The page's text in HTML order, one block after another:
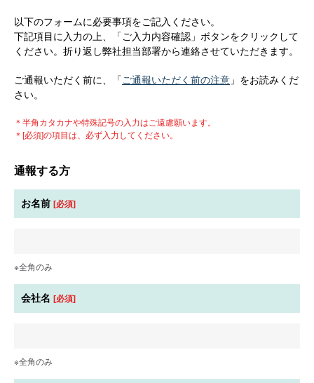
以下のフォームに必要事項をご記入ください。
下記項目に入力の上、「ご入力内容確認」ボタンをクリックして
ください。折り返し弊社担当部署から連絡させていただきます。
ご通報いただく前に、「 ご通報いただく前の注意 」をお読みくだ
さい。
＊ 半角カタカナや特殊記号の入力はご遠慮願います。
＊ [必須]の項目は、必ず入力してください。
通報する方
お名前 [必須]
※全角のみ
会社名 [必須]
※全角のみ